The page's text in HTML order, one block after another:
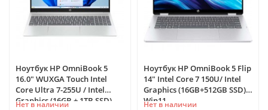
Ноутбук HP OmniBook 5
16.0" WUXGA Touch Intel
Core Ultra 7-255U / Intel
Graphics (16GB + 1TB SSD)
Нет в наличии
Ноутбук HP OmniBook 5 Flip
14" Intel Core 7 150U/ Intel
Graphics (16GB+512GB SSD)
Win11
Нет в наличии